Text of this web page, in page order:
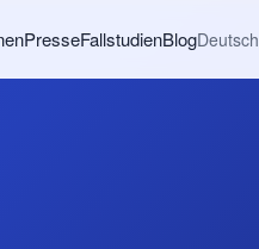
PresseFallstudienBlogDeutsch